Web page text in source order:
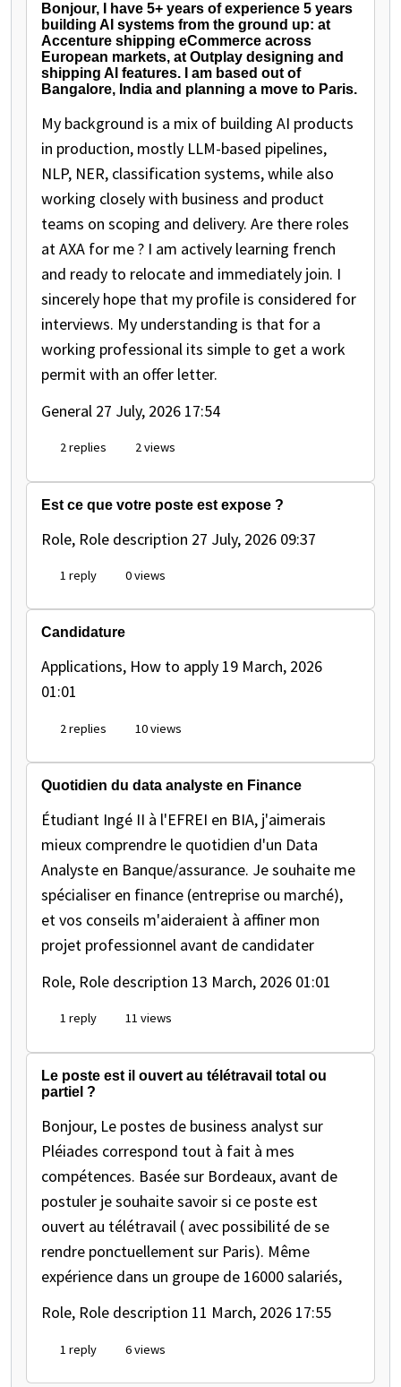
Bonjour, I have 5+ years of experience 5 years
building AI systems from the ground up: at
Accenture shipping eCommerce across
European markets, at Outplay designing and
shipping AI features. I am based out of
Bangalore, India and planning a move to Paris.
My background is a mix of building AI products
in production, mostly LLM-based pipelines,
NLP, NER, classification systems, while also
working closely with business and product
teams on scoping and delivery. Are there roles
at AXA for me ? I am actively learning french
and ready to relocate and immediately join. I
sincerely hope that my profile is considered for
interviews. My understanding is that for a
working professional its simple to get a work
permit with an offer letter.
General 27 July, 2026 17:54
2 replies 2 views
Est ce que votre poste est expose ?
Role, Role description 27 July, 2026 09:37
1 reply 0 views
Candidature
Applications, How to apply 19 March, 2026
01:01
2 replies 10 views
Quotidien du data analyste en Finance
Étudiant Ingé II à l'EFREI en BIA, j'aimerais
mieux comprendre le quotidien d'un Data
Analyste en Banque/assurance. Je souhaite me
spécialiser en finance (entreprise ou marché),
et vos conseils m'aideraient à affiner mon
projet professionnel avant de candidater
Role, Role description 13 March, 2026 01:01
1 reply 11 views
Le poste est il ouvert au télétravail total ou
partiel ?
Bonjour, Le postes de business analyst sur
Pléiades correspond tout à fait à mes
compétences. Basée sur Bordeaux, avant de
postuler je souhaite savoir si ce poste est
ouvert au télétravail ( avec possibilité de se
rendre ponctuellement sur Paris). Même
expérience dans un groupe de 16000 salariés,
Role, Role description 11 March, 2026 17:55
1 reply 6 views